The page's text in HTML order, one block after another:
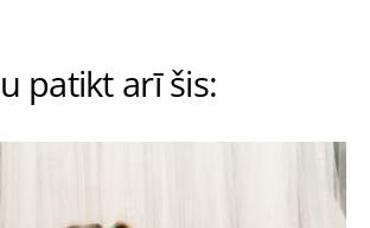
patikt arī šis: